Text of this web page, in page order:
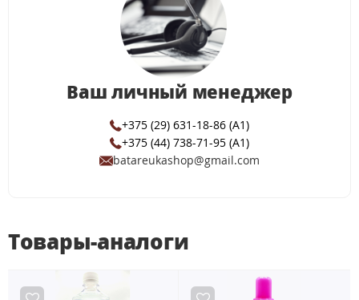
Ваш личный менеджер
+375 (29) 631-18-86 (A1)
+375 (44) 738-71-95 (A1)
batareukashop@gmail.com
Товары-аналоги